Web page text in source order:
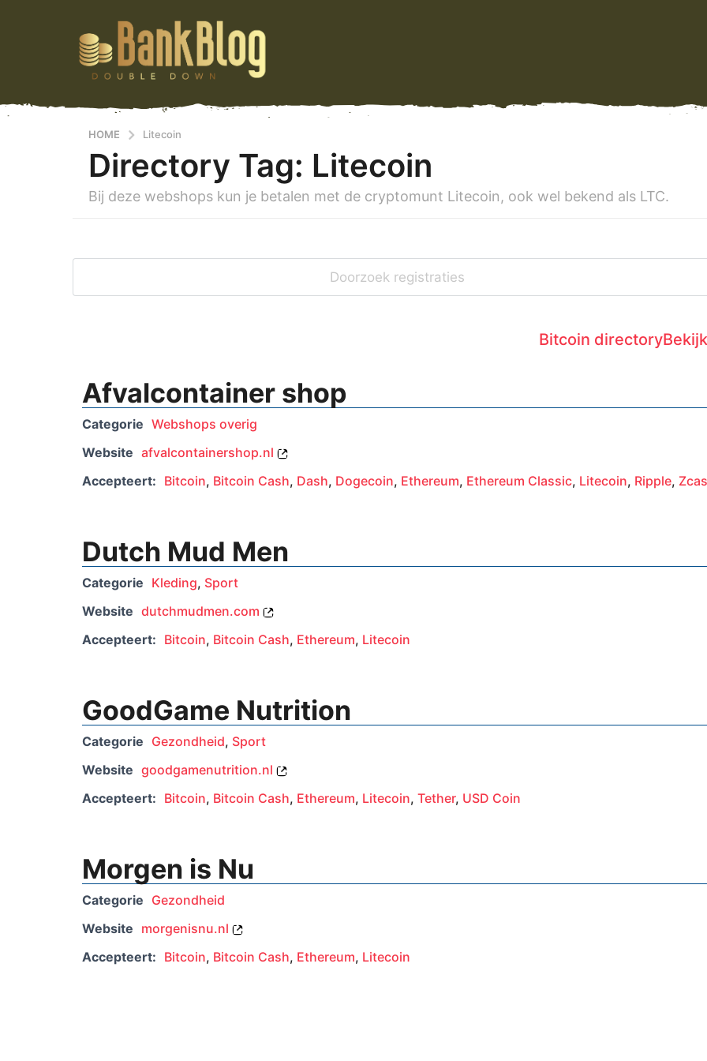
HOME Litecoin
Directory Tag: Litecoin
Bij deze webshops kun je betalen met de cryptomunt Litecoin, ook wel bekend als LTC.
Bitcoin directory
Afvalcontainer shop
Categorie Webshops overig
Website afvalcontainershop.nl
Accepteert: Bitcoin, Bitcoin Cash, Dash, Dogecoin, Ethereum, Ethereum Classic, Litecoin, Ripple,
Dutch Mud Men
Categorie Kleding, Sport
Website dutchmudmen.com
Accepteert: Bitcoin, Bitcoin Cash, Ethereum, Litecoin
GoodGame Nutrition
Categorie Gezondheid, Sport
Website goodgamenutrition.nl
Accepteert: Bitcoin, Bitcoin Cash, Ethereum, Litecoin, Tether, USD Coin
Morgen is Nu
Categorie Gezondheid
Website morgenisnu.nl
Accepteert: Bitcoin, Bitcoin Cash, Ethereum, Litecoin